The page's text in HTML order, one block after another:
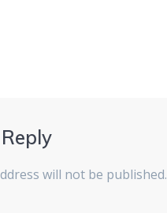
will not be published.